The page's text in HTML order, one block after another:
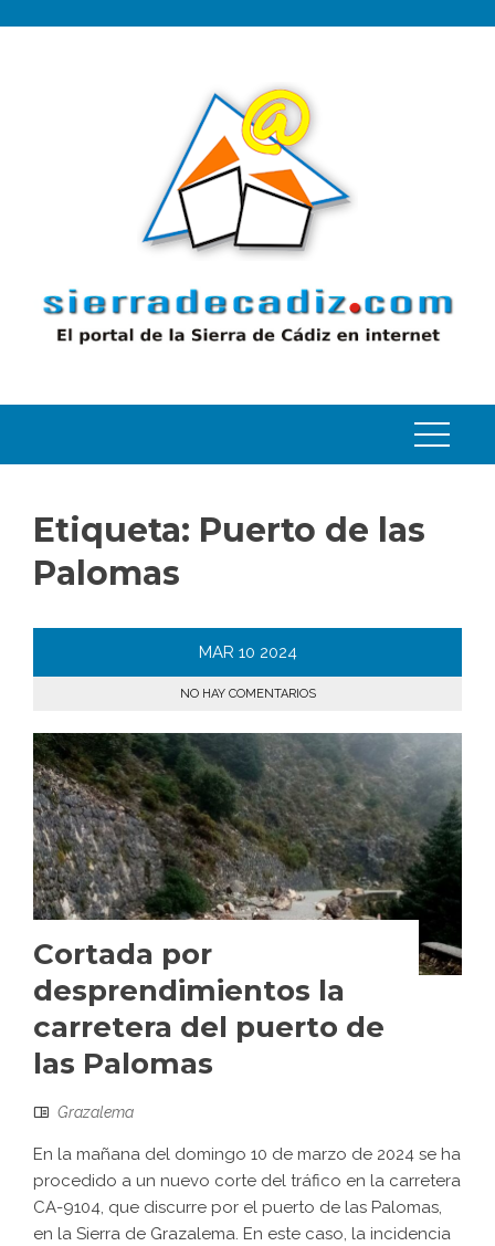
Etiqueta: Puerto de las
Palomas
MAR 10 2024
NO HAY COMENTARIOS
Cortada por
desprendimientos la
carretera del puerto de
las Palomas
Grazalema
En la mañana del domingo 10 de marzo de 2024 se ha
procedido a un nuevo corte del tráfico en la carretera
CA-9104, que discurre por el puerto de las Palomas,
en la Sierra de Grazalema. En este caso, la incidencia